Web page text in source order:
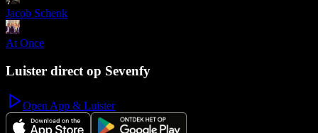
Jacob Schenk
At Once
Luister direct op Sevenfy
Open App & Luister